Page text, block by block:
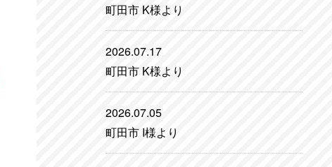
町田市 K様より
2026.07.17
町田市 K様より
2026.07.05
町田市 I様より